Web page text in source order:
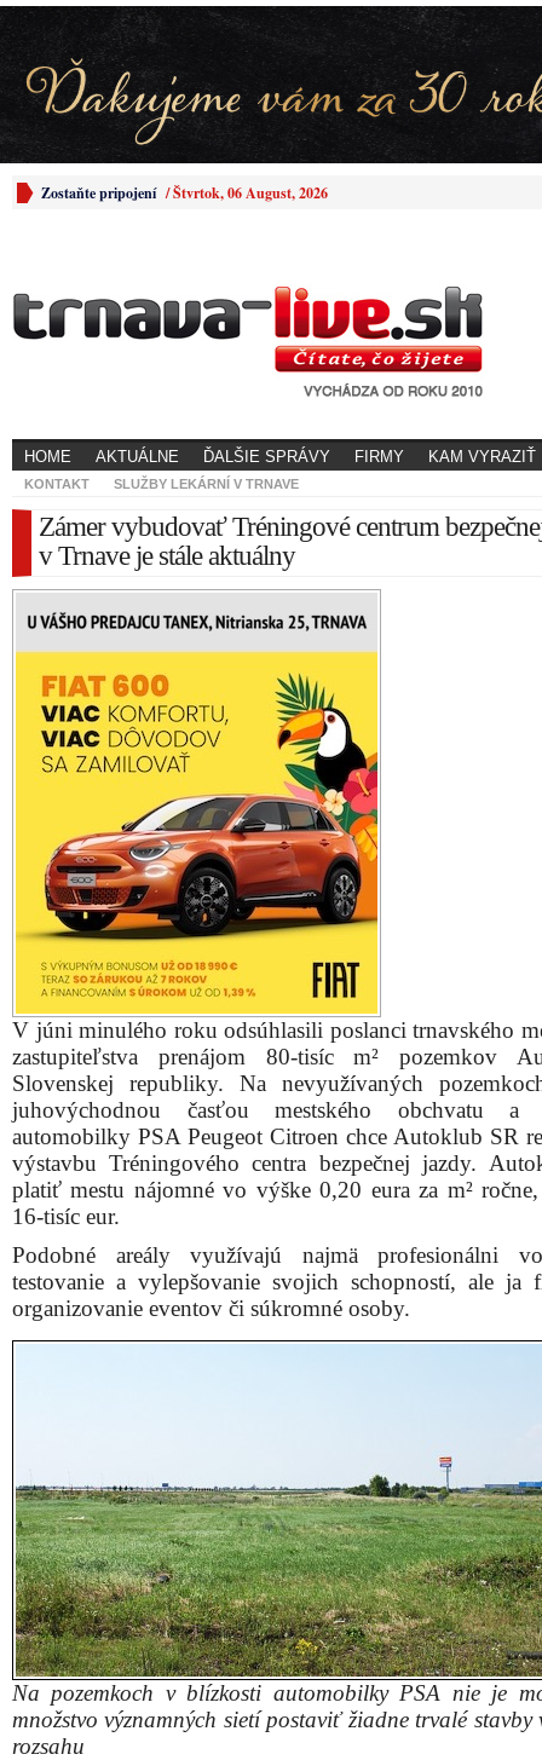
Zostaňte pripojení /Štvrtok, 06 August, 2026
HOME AKTUÁLNE ĎALŠIE SPRÁVY FIRMY KAM VYRAZIŤ
KONTAKT SLUŽBY LEKÁRNÍ V TRNAVE
Zámer vybudovať Tréningové centrum
v Trnave je stále aktuálny
V júni minulého roku odsúhlasili poslanci trnavského
zastupiteľstva prenájom 80-tisíc m² pozemkov
Slovenskej republiky. Na nevyužívaných
juhovýchodnou časťou mestského obchvatu a
automobilky PSA Peugeot Citroen chce Autoklub SR
výstavbu Tréningového centra bezpečnej jazdy.
platiť mestu nájomné vo výške 0,20 eura za m² ročne,
16-tisíc eur.
Podobné areály využívajú najmä profesionálni
testovanie a vylepšovanie svojich schopností, ale ja
organizovanie eventov či súkromné osoby.
Na pozemkoch v blízkosti automobilky PSA nie je
množstvo významných sietí postaviť žiadne trvalé stavby
rozsahu